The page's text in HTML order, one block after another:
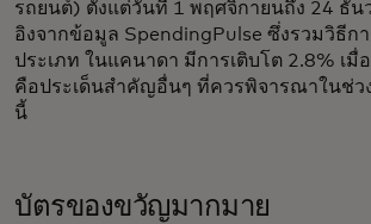
รถยนต์) ตั้งแต่วันที่ 1 พฤศจิกายนถึง 24 ธัน
อิงจากข้อมูล SpendingPulse ซึ่งรวมวิธีก
ประเภท ในแคนาดา มีการเติบโต 2.8% เมื่
คือประเด็นสำคัญอื่นๆ ที่ควรพิจารณาในช่ว
นี้
บัตรของขวัญมากมาย